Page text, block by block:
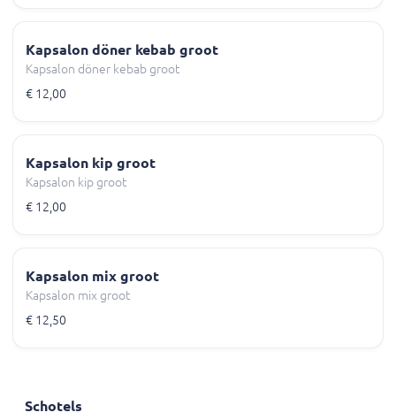
Kapsalon döner kebab groot
Kapsalon döner kebab groot
€ 12,00
Kapsalon kip groot
Kapsalon kip groot
€ 12,00
Kapsalon mix groot
Kapsalon mix groot
€ 12,50
Schotels